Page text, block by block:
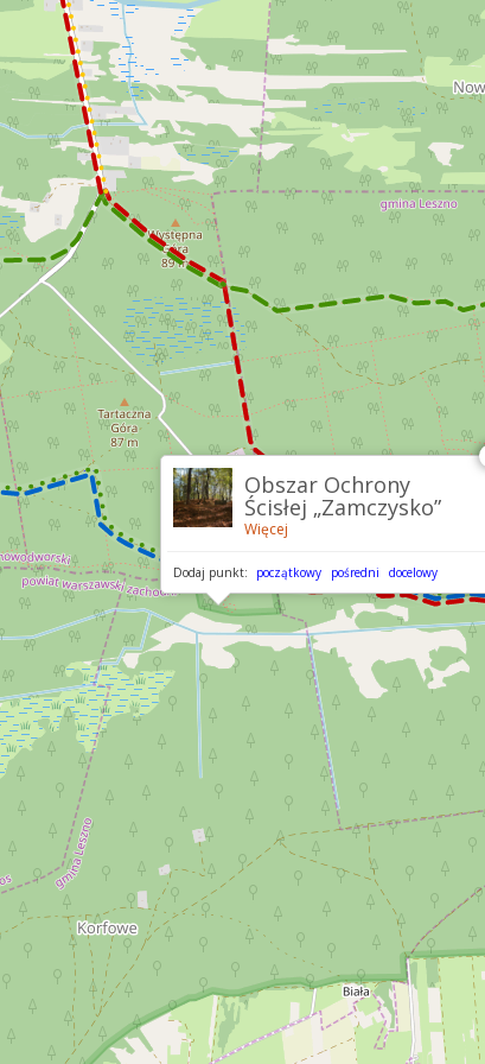
Obszar Ochrony
Ścisłej „Zamczysko”
Więcej
Dodaj punkt: początkowy pośredni docelowy